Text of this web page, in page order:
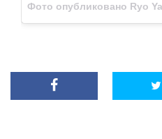
Фото опубликовано Ryo